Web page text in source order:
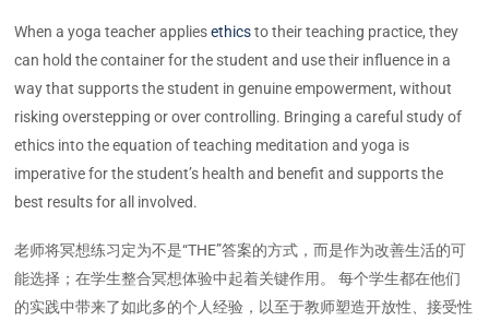
When a yoga teacher appliesethicsto their teaching practice, they
can hold the container for the student and use their influence in a
way that supports the student in genuine empowerment, without
risking overstepping or over controlling. Bringing a careful study of
ethics into the equation of teaching meditation and yoga is
imperative for the student’s health and benefit and supports the
best results for all involved.
老师将冥想练习定为不是“THE”答案的方式，而是作为改善生活的可
能选择；在学生整合冥想体验中起着关键作用。 每个学生都在他们
的实践中带来了如此多的个人经验，以至于教师塑造开放性、接受性